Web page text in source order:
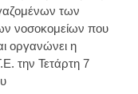
των
νοσοκομείων που
οργανώνει η
την Τετάρτη 7